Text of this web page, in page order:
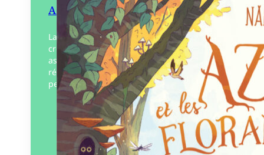
Azel et les Florafaunes
La forêt tout entière était en danger ! Une
créature brûlante parcourait le sous-bois,
assoiffant la flore, effrayant la faune,
résistant aux pouvoirs étonnants de son
petit peuple……
Éditeur :Plumes de Bourdon
Paru le26/06/2026